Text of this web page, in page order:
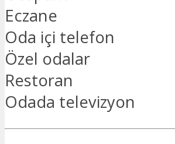
Eczane
Oda içi telefon
Özel odalar
Restoran
Odada televizyon